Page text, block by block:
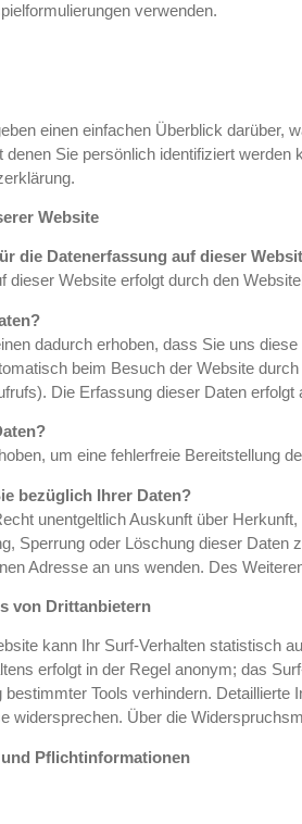
verwenden.
einen einfachen Überblick
denen Sie persönlich identifiziert
Website
die Datenerfassung auf dieser
dieser Website erfolgt durch den
dadurch erhoben, dass Sie uns
beim Besuch der Website
Die Erfassung dieser Daten
um eine fehlerfreie Bereitstellung
bezüglich Ihrer Daten?
unentgeltlich Auskunft über
Sperrung oder Löschung dieser
Adresse an uns wenden. Des
von Drittanbietern
kann Ihr Surf-Verhalten statistisch
erfolgt in der Regel anonym; das
Tools verhindern.
widersprechen. Über die
Pflichtinformationen